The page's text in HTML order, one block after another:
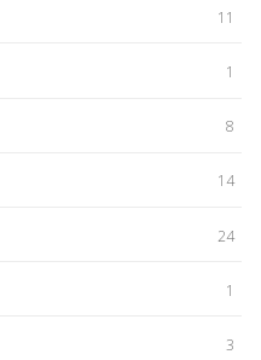
11
1
8
14
24
1
3